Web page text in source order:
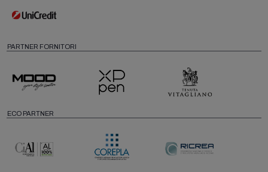
PARTNER FORNITORI
ECO PARTNER